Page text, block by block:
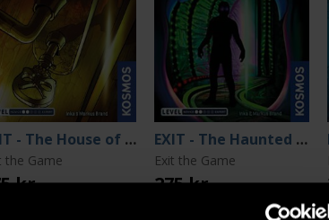
EXIT - The House of Riddles
the Game
kr
EXIT - The Haunted Roller Coaster
Exit the Game
275 kr